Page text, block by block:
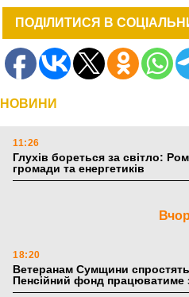
ПОДІЛИТИСЯ В
НОВИНИ
11:26
Глухів бореться за світло:
громади та енергетиків
18:20
Ветеранам Сумщини
Пенсійний фонд працюватиме